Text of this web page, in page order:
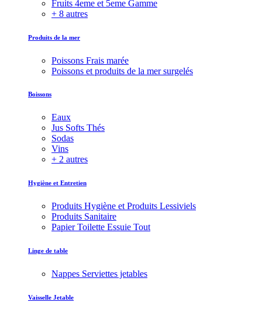
Fruits 4eme et 5eme Gamme
+ 8 autres
Produits de la mer
Poissons Frais marée
Poissons et produits de la mer surgelés
Boissons
Eaux
Jus Softs Thés
Sodas
Vins
+ 2 autres
Hygiène et Entretien
Produits Hygiène et Produits Lessiviels
Produits Sanitaire
Papier Toilette Essuie Tout
Linge de table
Nappes Serviettes jetables
Vaisselle Jetable